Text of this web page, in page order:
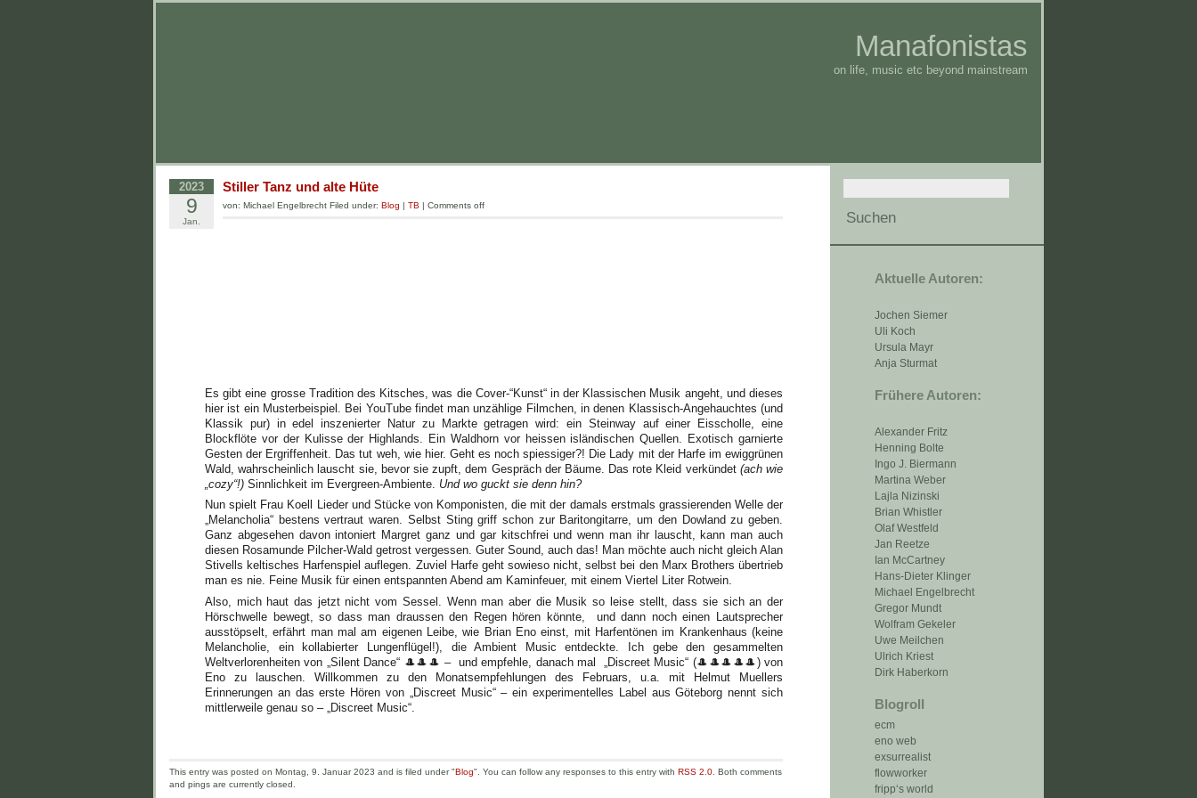
Manafonistas
on life, music etc beyond mainstream
Aktuelle Autoren:
Jochen Siemer
Uli Koch
Ursula Mayr
Anja Sturmat
Frühere Autoren:
Alexander Fritz
Henning Bolte
Ingo J. Biermann
Martina Weber
Lajla Nizinski
Brian Whistler
Olaf Westfeld
Jan Reetze
Ian McCartney
Hans-Dieter Klinger
Michael Engelbrecht
Gregor Mundt
Wolfram Gekeler
Uwe Meilchen
Ulrich Kriest
Dirk Haberkorn
Blogroll
ecm
eno web
exsurrealist
flowworker
fripp‘s world
2023
9
Jan.
Stiller Tanz und alte Hüte
von: Michael Engelbrecht Filed under: Blog | TB | Comments off
Es gibt eine grosse Tradition des Kitsches, was die Cover-“Kunst“ in der Klassischen Musik angeht, und dieses
hier ist ein Musterbeispiel. Bei YouTube findet man unzählige Filmchen, in denen Klassisch-Angehauchtes (und
Klassik pur) in edel inszenierter Natur zu Markte getragen wird: ein Steinway auf einer Eisscholle, eine
Blockflöte vor der Kulisse der Highlands. Ein Waldhorn vor heissen isländischen Quellen. Exotisch garnierte
Gesten der Ergriffenheit. Das tut weh, wie hier. Geht es noch spiessiger?! Die Lady mit der Harfe im ewiggrünen
Wald, wahrscheinlich lauscht sie, bevor sie zupft, dem Gespräch der Bäume. Das rote Kleid verkündet(ach wie
„cozy“!) Sinnlichkeit im Evergreen-Ambiente. Und wo guckt sie denn hin?
Nun spielt Frau Koell Lieder und Stücke von Komponisten, die mit der damals erstmals grassierenden Welle der
„Melancholia“ bestens vertraut waren. Selbst Sting griff schon zur Baritongitarre, um den Dowland zu geben.
Ganz abgesehen davon intoniert Margret ganz und gar kitschfrei und wenn man ihr lauscht, kann man auch
diesen Rosamunde Pilcher-Wald getrost vergessen. Guter Sound, auch das! Man möchte auch nicht gleich Alan
Stivells keltisches Harfenspiel auflegen. Zuviel Harfe geht sowieso nicht, selbst bei den Marx Brothers übertrieb
man es nie. Feine Musik für einen entspannten Abend am Kaminfeuer, mit einem Viertel Liter Rotwein.
Also, mich haut das jetzt nicht vom Sessel. Wenn man aber die Musik so leise stellt, dass sie sich an der
Hörschwelle bewegt, so dass man draussen den Regen hören könnte, und dann noch einen Lautsprecher
ausstöpselt, erfährt man mal am eigenen Leibe, wie Brian Eno einst, mit Harfentönen im Krankenhaus (keine
Melancholie, ein kollabierter Lungenflügel!), die Ambient Music entdeckte. Ich gebe den gesammelten
Weltverlorenheiten von „Silent Dance“ 🎩🎩🎩 – und empfehle, danach mal „Discreet Music“ (🎩🎩🎩🎩🎩) von
Eno zu lauschen. Willkommen zu den Monatsempfehlungen des Februars, u.a. mit Helmut Muellers
Erinnerungen an das erste Hören von „Discreet Music“ – ein experimentelles Label aus Göteborg nennt sich
mittlerweile genau so – „Discreet Music“.
This entry was posted on Montag, 9. Januar 2023 and is filed under "Blog". You can follow any responses to this entry with RSS 2.0. Both comments
and pings are currently closed.